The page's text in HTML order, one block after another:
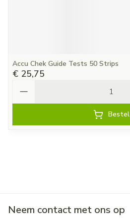
Accu Chek Guide Tests 50 Strips
€ 25,75
Bestel
Neem contact met ons op